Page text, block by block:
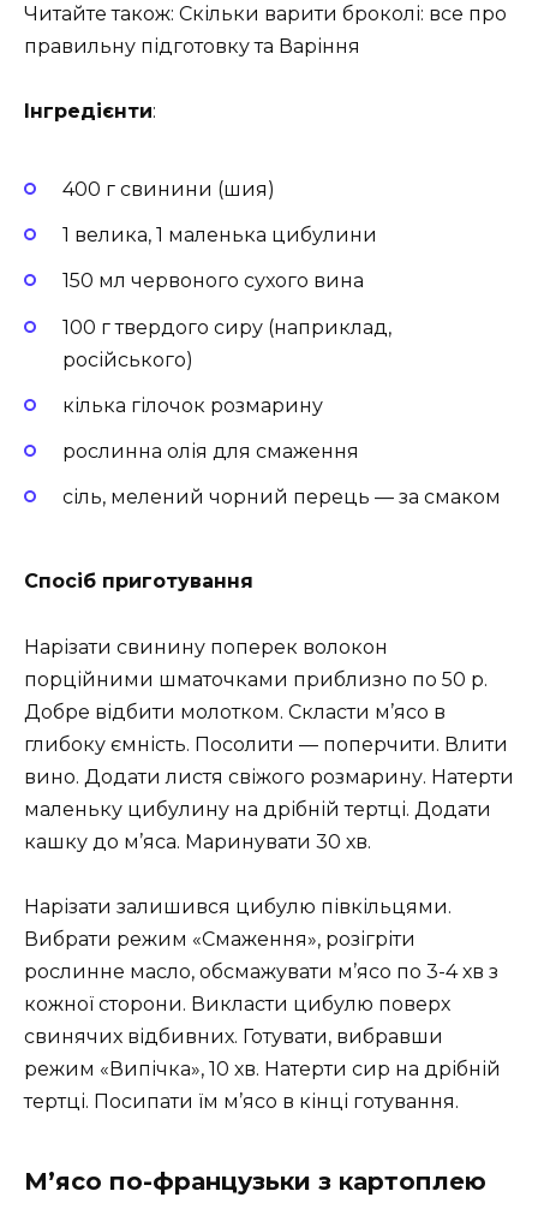
Читайте також: Скільки варити броколі: все про
правильну підготовку та Варіння
Інгредієнти:
400 г свинини (шия)
1 велика, 1 маленька цибулини
150 мл червоного сухого вина
100 г твердого сиру (наприклад,
російського)
кілька гілочок розмарину
рослинна олія для смаження
сіль, мелений чорний перець — за смаком
Спосіб приготування
Нарізати свинину поперек волокон
порційними шматочками приблизно по 50 р.
Добре відбити молотком. Скласти м’ясо в
глибоку ємність. Посолити — поперчити. Влити
вино. Додати листя свіжого розмарину. Натерти
маленьку цибулину на дрібній тертці. Додати
кашку до м’яса. Маринувати 30 хв.
Нарізати залишився цибулю півкільцями.
Вибрати режим «Смаження», розігріти
рослинне масло, обсмажувати м’ясо по 3-4 хв з
кожної сторони. Викласти цибулю поверх
свинячих відбивних. Готувати, вибравши
режим «Випічка», 10 хв. Натерти сир на дрібній
тертці. Посипати їм м’ясо в кінці готування.
М’ясо по-французьки з картоплею